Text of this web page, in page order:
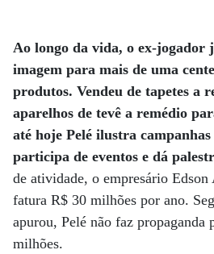
Ao longo da vida, o ex-jogador
imagem para mais de uma
produtos. Vendeu de tapetes a
aparelhos de tevê a remédio
até hoje Pelé ilustra
participa de eventos e dá
de atividade, o empresário
fatura R$ 30 milhões por ano.
apurou, Pelé não faz propaganda
milhões.